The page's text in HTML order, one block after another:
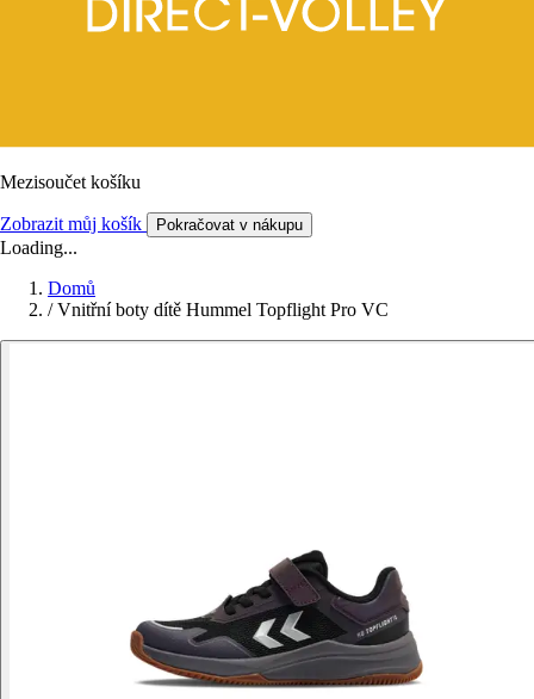
Mezisoučet košíku
Zobrazit můj košík Pokračovat v nákupu
Loading...
Domů
/ Vnitřní boty dítě Hummel Topflight Pro VC